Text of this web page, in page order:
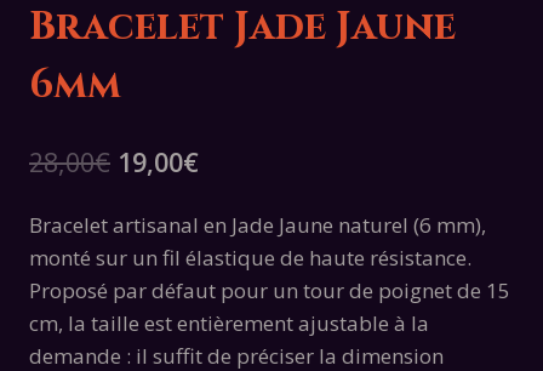
Bracelet Jade Jaune
6mm
28,00€ Le
initial
était :
28,00€.
19,00€Le
actuel
est :
19,00€.
Bracelet artisanal en Jade Jaune naturel (6 mm),
monté sur un fil élastique de haute résistance.
Proposé par défaut pour un tour de poignet de 15
cm, la taille est entièrement ajustable à la
demande : il suffit de préciser la dimension